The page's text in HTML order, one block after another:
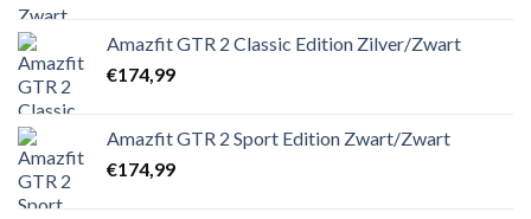
Amazfit GTR 2 Classic Edition Zilver/Zwart
€174,99
Amazfit GTR 2 Sport Edition Zwart/Zwart
€174,99